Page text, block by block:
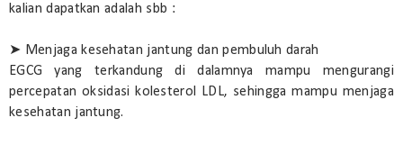
kalian dapatkan adalah sbb :
➤ Menjaga kesehatan jantung dan pembuluh darah
EGCG yang terkandung di dalamnya mampu mengurangi
percepatan oksidasi kolesterol LDL, sehingga mampu menjaga
kesehatan jantung.